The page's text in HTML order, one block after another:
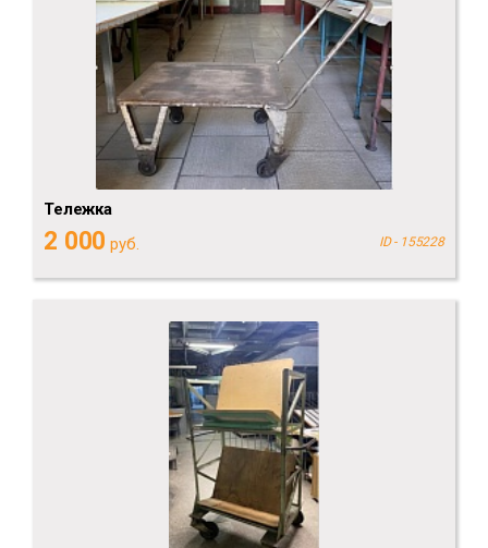
Тележка
2 000 руб. ID - 155228